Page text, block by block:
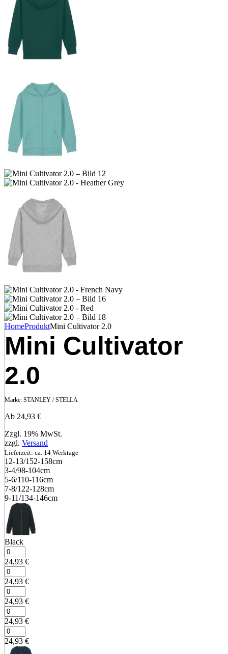
HomeProduktMini Cultivator 2.0
Mini Cultivator
2.0
Marke: STANLEY / STELLA
Ab 24,93 €
Zzgl. 19% MwSt.
zzgl. Versand
Lieferzeit: ca. 14 Werktage
12‑13/152‑158cm
3‑4/98‑104cm
5‑6/110‑116cm
7‑8/122‑128cm
9‑11/134‑146cm
Black
24,93 €
24,93 €
24,93 €
24,93 €
24,93 €